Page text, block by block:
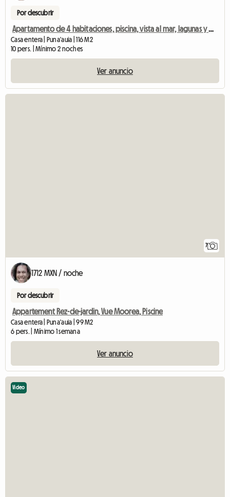
Por descubrir
Apartamento de 4 habitaciones, piscina, vista al mar, lagunas y Moorea
Casa entera | Puna'auia | 116 M2
10 pers. | Mínimo 2 noches
Ver anuncio
7
1712 MXN / noche
Por descubrir
Appartement Rez-de-jardin, Vue Moorea, Piscine
Casa entera | Puna'auia | 99 M2
6 pers. | Mínimo 1 semana
Ver anuncio
Video